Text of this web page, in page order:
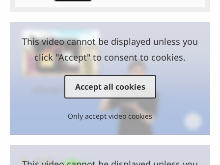
This video cannot be displayed unless you
click "Accept" to consent to cookies.
Accept all cookies
Only accept video cookies